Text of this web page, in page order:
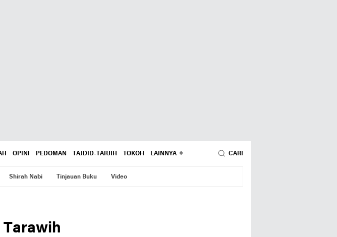
OPINI PEDOMAN TAJDID-TARJIH TOKOH LAINNYA CARI
Shirah Nabi Tinjauan Buku Video
Tarawih